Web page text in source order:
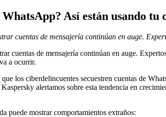
Así están usando tu
cuentas de mensajería continúan en auge.
cuentas de mensajería continúan en auge.
a ocurrir.
los ciberdelincuentes secuestren cuentas de
alertamos sobre esta tendencia en
puede mostrar comportamientos extraños: